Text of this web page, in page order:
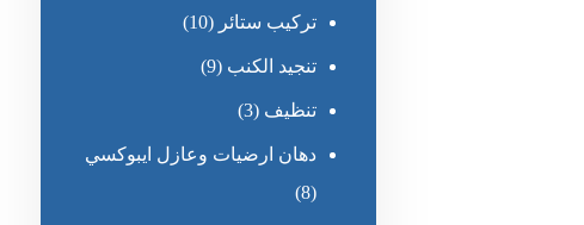
تركيب ستائر (10)
تنجيد الكنب (9)
تنظيف (3)
دهان ارضيات وعازل ايبوكسي
(8)